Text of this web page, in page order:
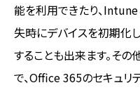
能を利用できたり、
失時にデバイスを初期化
することも出来ます。そ
で、Office 365のセキュリ